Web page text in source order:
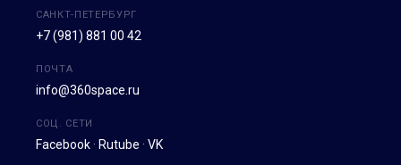
САНКТ-ПЕТЕРБУРГ
+7 (981) 881 00 42
ПОЧТА
info@360space.ru
СОЦ. СЕТИ
Facebook · Rutube · VK